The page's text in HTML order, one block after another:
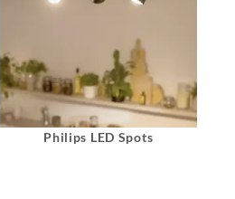
Philips LED Spots